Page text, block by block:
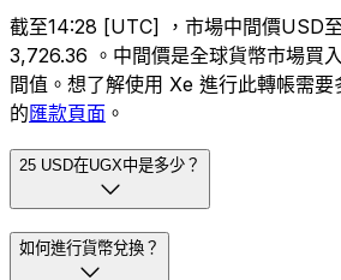
截至14:28 [UTC] ，市場中間價USD
3,726.36 。中間價是全球貨幣市場買
間值。想了解使用 Xe 進行此轉帳需要
的匯款頁面 。
25 USD在UGX中是多少？
如何進行貨幣兌換？